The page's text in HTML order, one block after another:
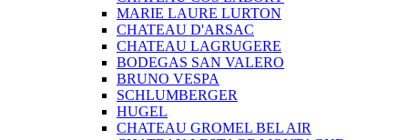
MARIE LAURE LURTON
CHATEAU D'ARSAC
CHATEAU LAGRUGERE
BODEGAS SAN VALERO
BRUNO VESPA
SCHLUMBERGER
HUGEL
CHATEAU GROMEL BEL AIR